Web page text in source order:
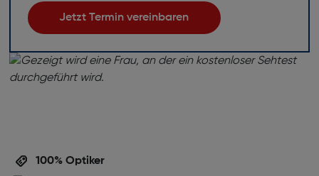
Jetzt Termin vereinbaren
100% Optiker